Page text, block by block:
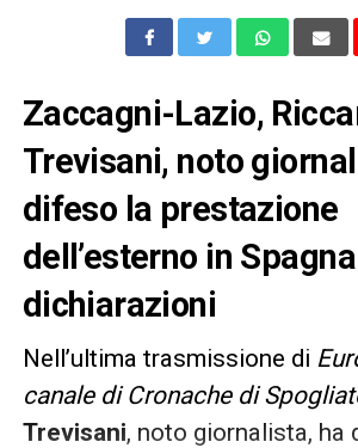
Zaccagni-Lazio,
Trevisani, noto
difeso la prestazione
dell’esterno in
dichiarazioni
Nell’ultima trasmissione di
canale di Cronache di
Trevisani, noto giornalista, ha